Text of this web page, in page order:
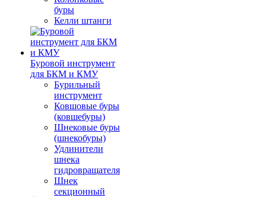
буры
Келли штанги
Буровой инструмент
для БКМ и КМУ
Бурильный
инструмент
Ковшовые буры
(ковшебуры)
Шнековые буры
(шнекобуры)
Удлинители
шнека
гидровращателя
Шнек
секционный